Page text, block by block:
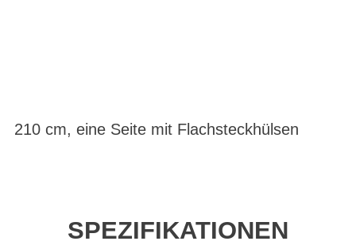
210 cm, eine Seite mit Flachsteckhülsen
SPEZIFIKATIONEN